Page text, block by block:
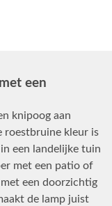
een
knipoog aan
roestbruine kleur is
een landelijke tuin
met een patio of
een doorzichtig
de lamp juist